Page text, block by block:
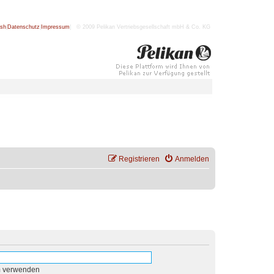
Datenschutz Impressum | © 2009 Pelikan Vertriebsgesellschaft mbH & Co. KG
Anmelden
Registrieren
verwenden